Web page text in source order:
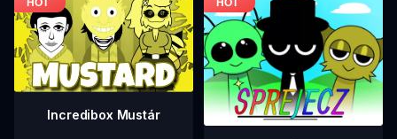
Incredibox Mustár